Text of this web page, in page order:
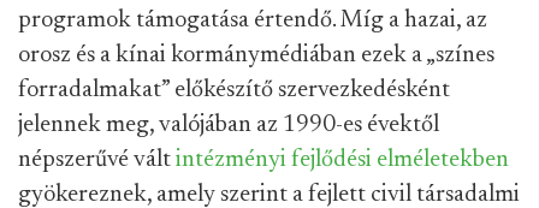
programok támogatása értendő. Míg a hazai, az
orosz és a kínai kormánymédiában ezek a „színes
forradalmakat” előkészítő szervezkedésként
jelennek meg, valójában az 1990-es évektől
népszerűvé vált intézményi fejlődési elméletekben
gyökereznek, amely szerint a fejlett civil társadalmi